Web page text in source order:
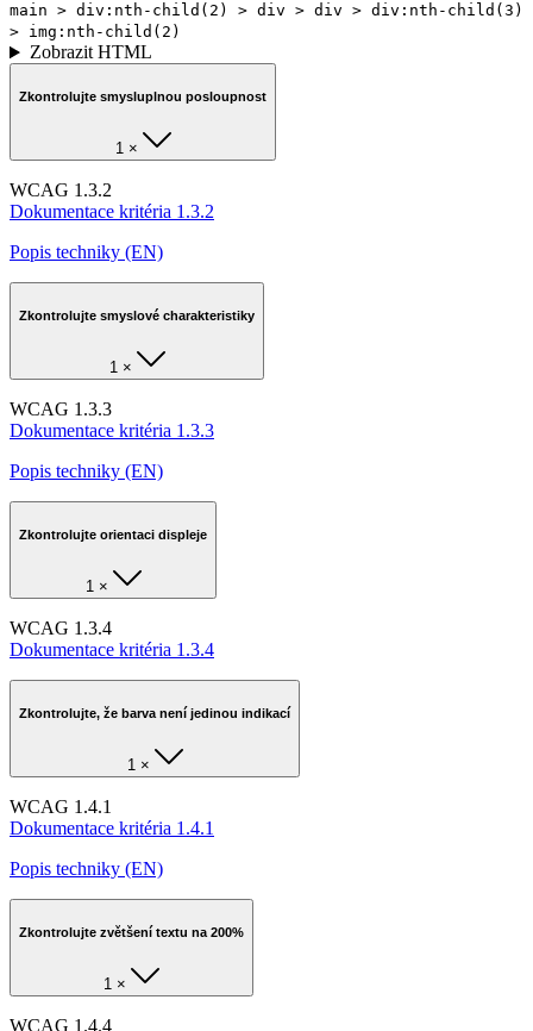
main > div:nth-child(2) > div > div > div:nth-child(3)
> img:nth-child(2)
Zobrazit HTML
Zkontrolujte smysluplnou posloupnost
1 ×
WCAG 1.3.2
Dokumentace kritéria 1.3.2
Popis techniky (EN)
Zkontrolujte smyslové charakteristiky
1 ×
WCAG 1.3.3
Dokumentace kritéria 1.3.3
Popis techniky (EN)
Zkontrolujte orientaci displeje
1 ×
WCAG 1.3.4
Dokumentace kritéria 1.3.4
Zkontrolujte, že barva není jedinou indikací
1 ×
WCAG 1.4.1
Dokumentace kritéria 1.4.1
Popis techniky (EN)
Zkontrolujte zvětšení textu na 200%
1 ×
WCAG 1.4.4